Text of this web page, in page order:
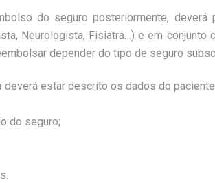
do seguro posteriormente, deverá
Neurologista, Fisiatra…) e em conjunto
depender do tipo de seguro
deverá estar descrito os dados do
do seguro;